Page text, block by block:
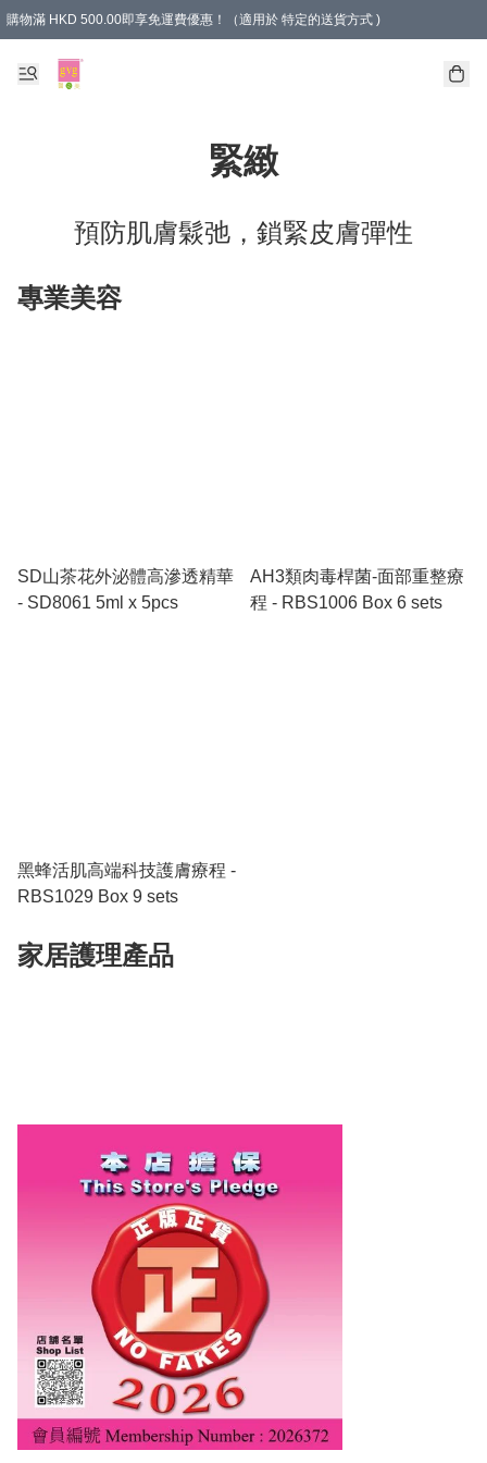
購物滿 HKD 500.00即享免運費優惠！（適用於 特定的送貨方式 )
緊緻
預防肌膚鬏弛，鎖緊皮膚彈性
專業美容
SD山茶花外泌體高滲透精華
- SD8061 5ml x 5pcs
AH3類肉毒桿菌-面部重整療
程 - RBS1006 Box 6 sets
黑蜂活肌高端科技護膚療程 -
RBS1029 Box 9 sets
家居護理產品